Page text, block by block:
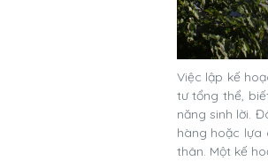
Việc lập kế
tư tổng thể,
năng sinh lời.
hàng hoặc lựa
thân. Một kế